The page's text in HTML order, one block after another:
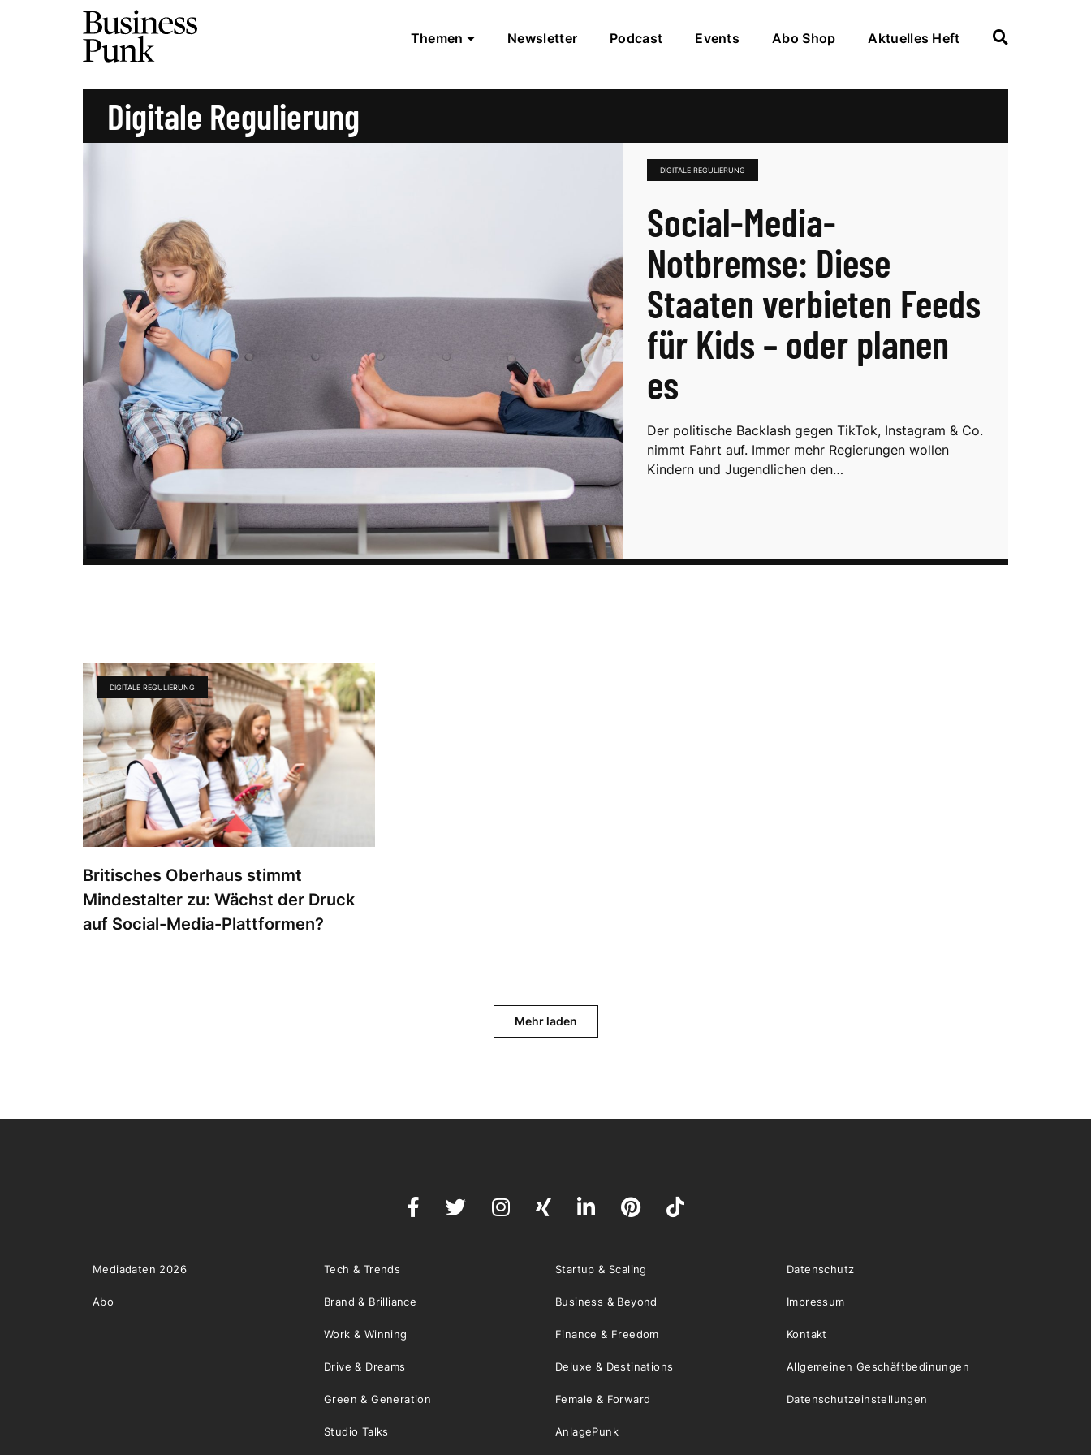
Themen Newsletter Podcast Events Abo Shop Aktuelles Heft
Digitale Regulierung
DIGITALE REGULIERUNG
Social-Media-
Notbremse: Diese
Staaten verbieten Feeds
für Kids – oder planen
es
Der politische Backlash gegen TikTok, Instagram & Co.
nimmt Fahrt auf. Immer mehr Regierungen wollen
Kindern und Jugendlichen den…
Britisches Oberhaus stimmt
Mindestalter zu: Wächst der Druck
auf Social-Media-Plattformen?
DIGITALE REGULIERUNG
Mehr laden
Mediadaten 2026
Abo
Tech & Trends Startup & Scaling
Brand & Brilliance Business & Beyond
Work & Winning Finance & Freedom
Drive & Dreams Deluxe & Destinations
Green & Generation Female & Forward
Studio Talks AnlagePunk
Datenschutz
Impressum
Kontakt
Allgemeinen Geschäftbedinungen
Datenschutzeinstellungen